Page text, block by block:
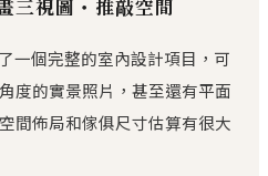
三視圖・推敲空間
一個完整的室內設計項目，可
度的實景照片，甚至還有平面
間佈局和傢俱尺寸估算有很大